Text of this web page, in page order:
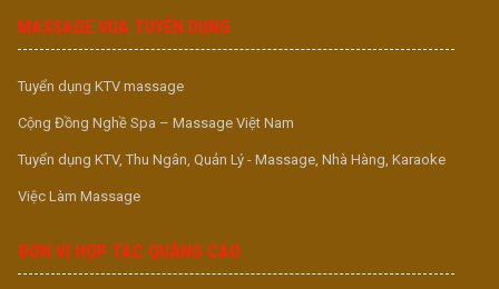
MASSAGE VUA TUYỂN DỤNG
Tuyển dụng KTV massage
Cộng Đồng Nghề Spa – Massage Việt Nam
Tuyển dụng KTV, Thu Ngân, Quản Lý - Massage, Nhà Hàng, Karaoke
Việc Làm Massage
ĐƠN VỊ HỢP TÁC QUẢNG CÁO